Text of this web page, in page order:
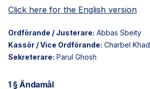
Click here for the English version
Ordförande / Justerare: Abbas Sbeity
Kassör / Vice Ordförande: Charbel
Sekreterare: Parul Ghosh
1 § Ändamål